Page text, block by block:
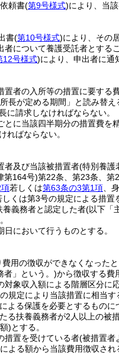
頼書(第9号様式)により、当
書(第10号様式)により、その
について養護受託者とする
12号様式)により、申出者に通
者の入所等の措置に要する
長が定める期間」と読み替え
に請求しなければならない。
に当該四半期分の措置費
ればならない。
者及び当該被措置者(特別養護
第164号)第22条、第23条、第
若しくは第63条の3第1項 、
くは第3号の規定による措置
義務者と認定した者(以下「
日において行うものとする。
用の徴収ができなくなった
者」という。)から徴収する費
対象収入額による階層区分に
の規定により当該措置に相当
による保護を必要とするものに
る扶養義務者が2人以上の被
)とする。
措置を受けている者(被措置者
よる額から当該費用徴収され